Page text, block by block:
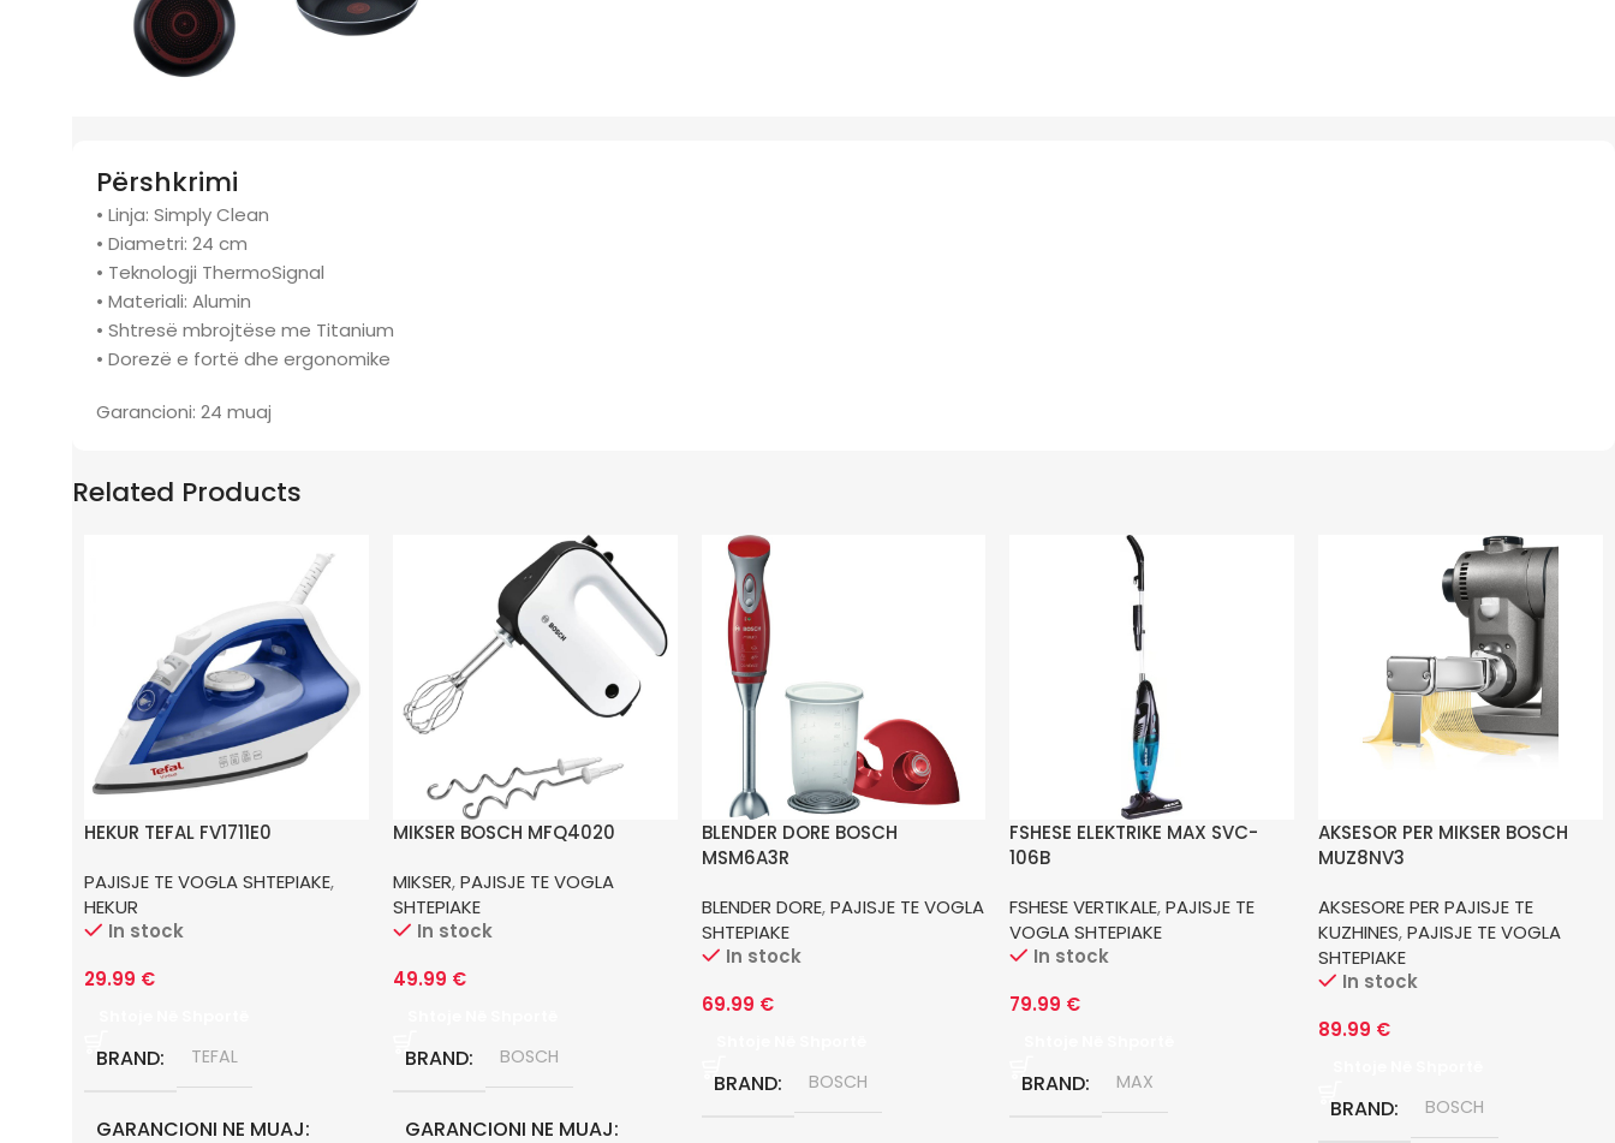
Përshkrimi
• Linja: Simply Clean
• Diametri: 24 cm
• Teknologji ThermoSignal
• Materiali: Alumin
• Shtresë mbrojtëse me Titanium
• Dorezë e fortë dhe ergonomike
Garancioni: 24 muaj
Related Products
HEKUR TEFAL FV1711E0
PAJISJE TE VOGLA SHTEPIAKE,
HEKUR
In stock
29.99 €
BRAND TEFAL
GARANCIONI NE MUAJ
MIKSER BOSCH MFQ4020
MIKSER,PAJISJE TE VOGLA
SHTEPIAKE
In stock
49.99 €
BRAND BOSCH
GARANCIONI NE MUAJ
BLENDER DORE BOSCH
MSM6A3R
BLENDER DORE,PAJISJE TE VOGLA
SHTEPIAKE
In stock
69.99 €
BRAND BOSCH
FSHESE ELEKTRIKE MAX SVC-
106B
FSHESE VERTIKALE,PAJISJE TE
VOGLA SHTEPIAKE
In stock
79.99 €
BRAND MAX
AKSESOR PER MIKSER BOSCH
MUZ8NV3
AKSESORE PER PAJISJE TE
KUZHINES,PAJISJE TE VOGLA
SHTEPIAKE
In stock
89.99 €
BRAND BOSCH